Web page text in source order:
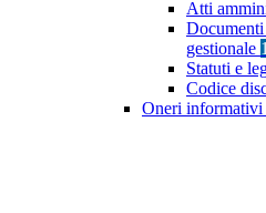
Atti
gestionale 1
Statuti e
Codice
Oneri informativi